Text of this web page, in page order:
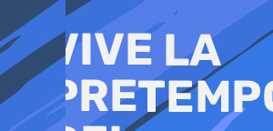
al
contenido